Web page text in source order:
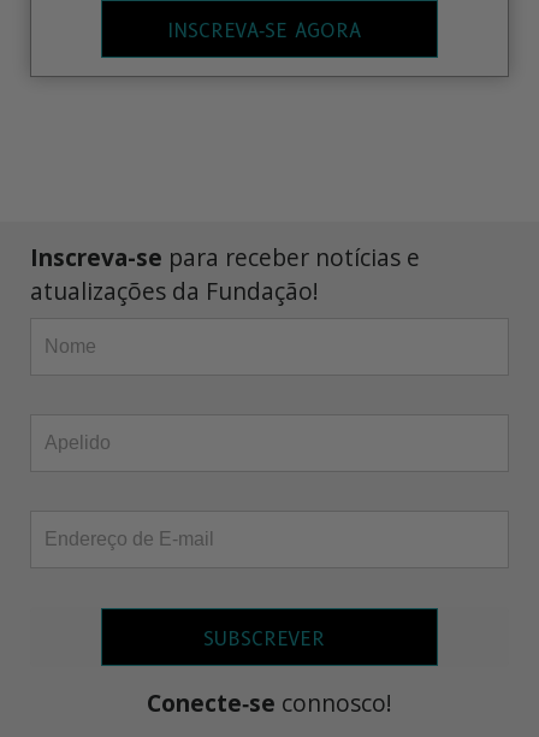
INSCREVA‑SE AGORA
Inscreva-se para receber notícias e
atualizações da Fundação!
SUBSCREVER
Conecte‑se connosco!